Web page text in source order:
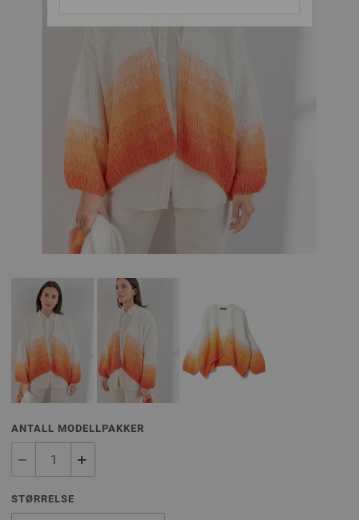
ANTALL MODELLPAKKER
STØRRELSE